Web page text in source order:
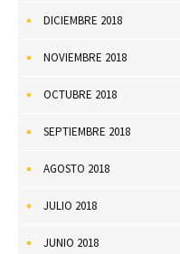
DICIEMBRE 2018
NOVIEMBRE 2018
OCTUBRE 2018
SEPTIEMBRE 2018
AGOSTO 2018
JULIO 2018
JUNIO 2018